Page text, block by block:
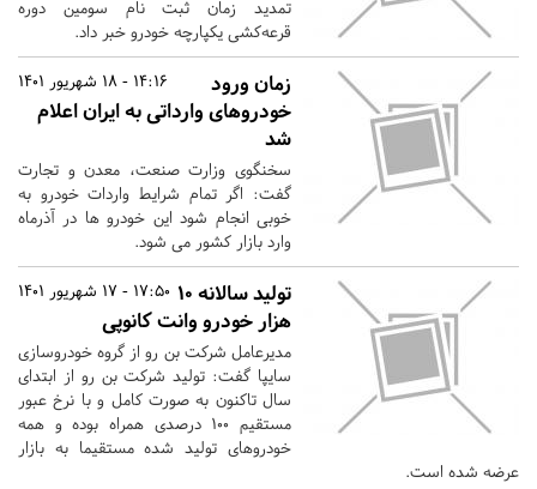
تمدید زمان ثبت نام سومین دوره
قرعه‌کشی یکپارچه خودرو خبر داد.
14:16 - 18 شهریور 1401
زمان ورود
خودروهای وارداتی به ایران اعلام
شد
سخنگوی وزارت صنعت، معدن و تجارت
گفت: اگر تمام شرایط واردات خودرو به
خوبی انجام شود این خودرو ها در آذرماه
وارد بازار کشور می شود.
17:50 - 17 شهریور 1401 تولید سالانه ۱۰
هزار خودرو وانت کانوپی
مدیرعامل شرکت بن رو از گروه خودروسازی
سایپا گفت: تولید شرکت بن رو از ابتدای
سال تاکنون به صورت کامل و با نرخ عبور
مستقیم ۱۰۰ درصدی همراه بوده و همه
خودروهای تولید شده مستقیما به بازار
عرضه شده است.